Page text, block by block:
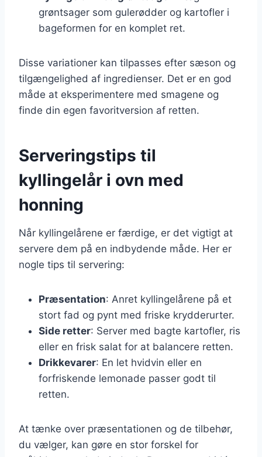
grøntsager som gulerødder og kartofler i
bageformen for en komplet ret.
Disse variationer kan tilpasses efter sæson og
tilgængelighed af ingredienser. Det er en god
måde at eksperimentere med smagene og
finde din egen favoritversion af retten.
Serveringstips til
kyllingelår i ovn med
honning
Når kyllingelårene er færdige, er det vigtigt at
servere dem på en indbydende måde. Her er
nogle tips til servering:
Præsentation: Anret kyllingelårene på et
stort fad og pynt med friske krydderurter.
Side retter: Server med bagte kartofler, ris
eller en frisk salat for at balancere retten.
Drikkevarer: En let hvidvin eller en
forfriskende lemonade passer godt til
retten.
At tænke over præsentationen og de tilbehør,
du vælger, kan gøre en stor forskel for